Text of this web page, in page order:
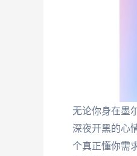
无论你身在墨
深夜开黑的心
个真正懂你需